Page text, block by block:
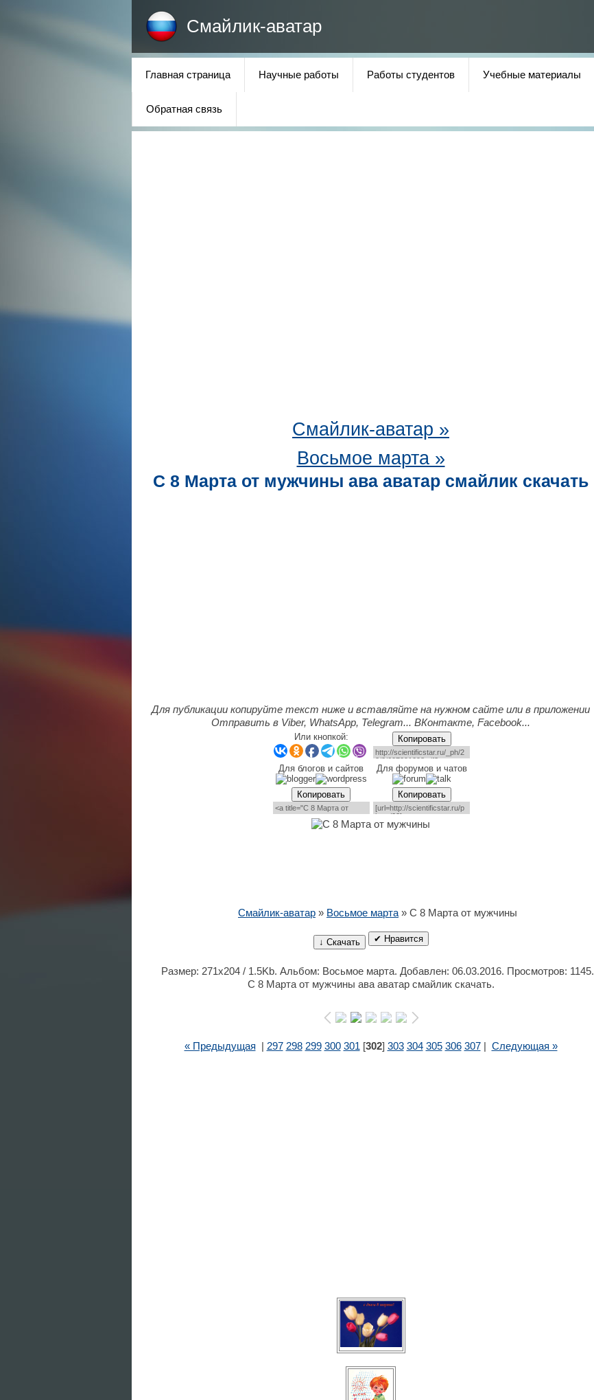
Смайлик-аватар
Главная страница Научные работы Работы студентов Учебные материалы
Обратная связь
Смайлик-аватар »
Восьмое марта »
С 8 Марта от мужчины ава аватар смайлик скачать
Для публикации копируйте текст ниже и вставляйте на нужном сайте или в приложении
Отправить в Viber, WhatsApp, Telegram... ВКонтакте, Facebook...
Или кнопкой: Копировать
Для блогов и сайтов Для форумов и чатов
Копировать Копировать
Смайлик-аватар » Восьмое марта » С 8 Марта от мужчины
↓ Скачать ✔ Нравится
Размер: 271x204 / 1.5Kb. Альбом: Восьмое марта. Добавлен: 06.03.2016. Просмотров: 1145.
С 8 Марта от мужчины ава аватар смайлик скачать.
« Предыдущая 297 298 299 300 301 [302] 303 304 305 306 307| Следующая »